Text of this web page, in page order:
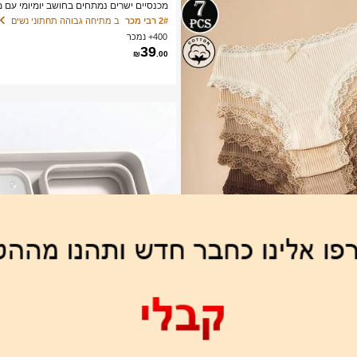
מכנסיים ישרים נמתחים בחושב יומיומי
אחיד שחור, מהעבודה לסוף השבוע
2# רבי מכר
ב מתיחה גבוהה תחתוני נשים
400+ נמכר
₪39.00